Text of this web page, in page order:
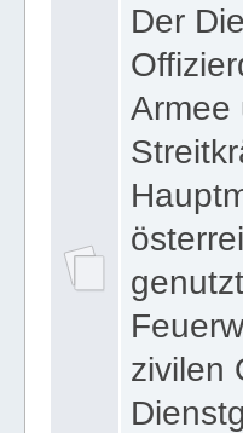
Der
Armee
zivilen